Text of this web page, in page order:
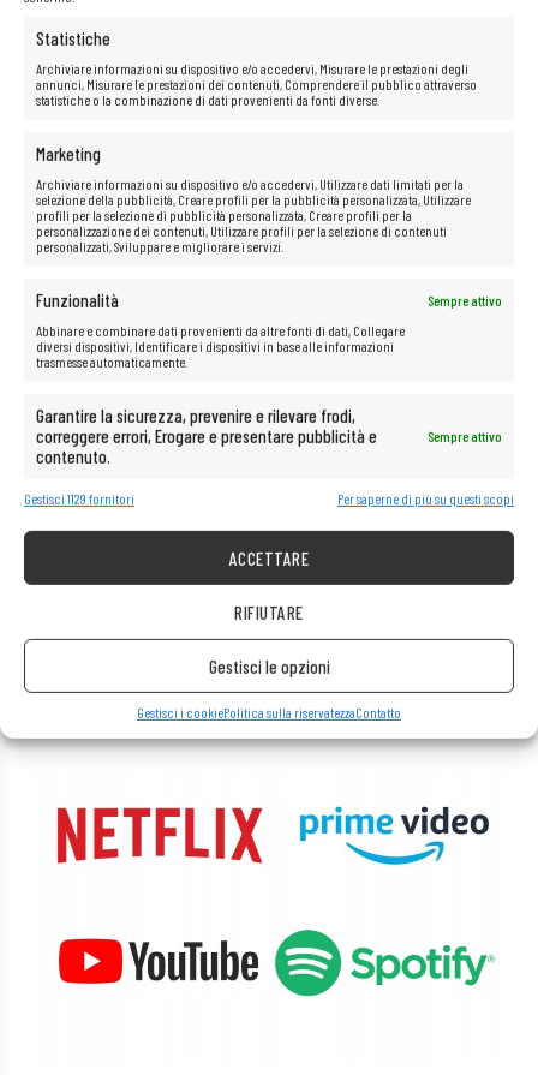
Statistiche
Archiviare informazioni su dispositivo e/o accedervi, Misurare le prestazioni degli
annunci, Misurare le prestazioni dei contenuti, Comprendere il pubblico attraverso
statistiche o la combinazione di dati provenienti da fonti diverse.
Marketing
Archiviare informazioni su dispositivo e/o accedervi, Utilizzare dati limitati per la
selezione della pubblicità, Creare profili per la pubblicità personalizzata, Utilizzare
profili per la selezione di pubblicità personalizzata, Creare profili per la
personalizzazione dei contenuti, Utilizzare profili per la selezione di contenuti
personalizzati, Sviluppare e migliorare i servizi.
Funzionalità
Sempre attivo
Abbinare e combinare dati provenienti da altre fonti di dati, Collegare
diversi dispositivi, Identificare i dispositivi in base alle informazioni
trasmesse automaticamente.
Garantire la sicurezza, prevenire e rilevare frodi,
correggere errori, Erogare e presentare pubblicità e
contenuto.
Sempre attivo
Gestisci 1129 fornitori Per saperne di più su questi scopi
ACCETTARE
RIFIUTARE
Gestisci le opzioni
Gestisci i cookiePolitica sulla riservatezzaContatto
I processoriIntel Core i5
sono la soluzione perfetta per chi cerca
funzionamento, consentendo agli utenti di aprire rapidamente file e
programmi e di passare istantaneamente da un’applicazione all’altra e
da un sito web all’altro. Inoltre, questi processori offrono eccezionali
definizione.
Le possibilità multimediali illimitate
sono a portata di mano!
Guarda senza problemi film e ascolta musica in streaming con la
migliore qualità da piattaforme come Netflix, HBO, Amazon, YouTube,